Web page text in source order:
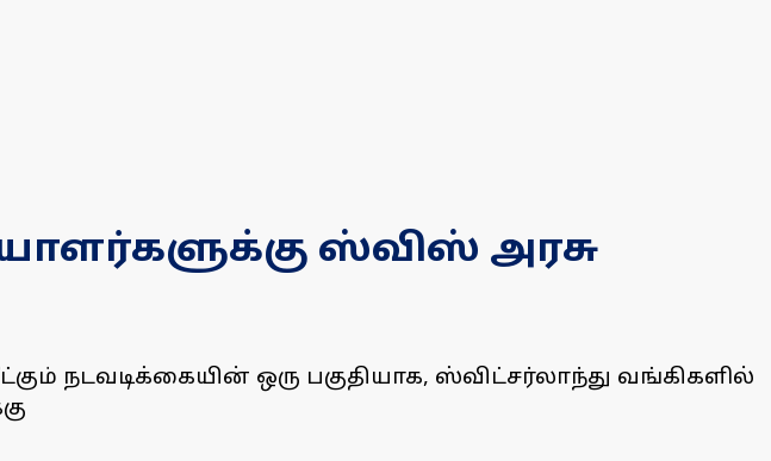
ஸ்விஸ் அரசு
நடவடிக்கையின் ஒரு பகுதியாக, ஸ்விட்சர்லாந்து வங்கிகளில்